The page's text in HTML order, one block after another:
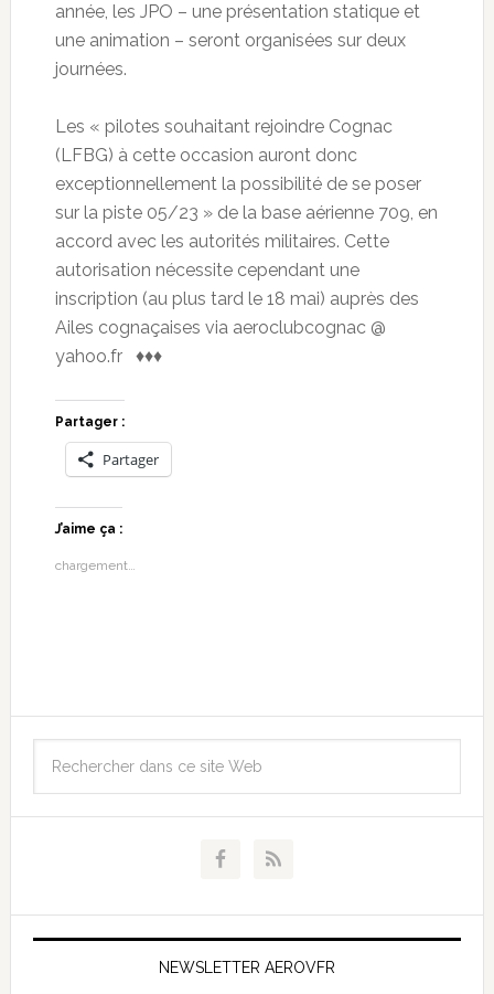
année, les JPO – une présentation statique et
une animation – seront organisées sur deux
journées.
Les « pilotes souhaitant rejoindre Cognac
(LFBG) à cette occasion auront donc
exceptionnellement la possibilité de se poser
sur la piste 05/23 » de la base aérienne 709, en
accord avec les autorités militaires. Cette
autorisation nécessite cependant une
inscription (au plus tard le 18 mai) auprès des
Ailes cognaçaises via aeroclubcognac @
yahoo.fr ♦♦♦
Partager :
Partager
J’aime ça :
chargement…
NEWSLETTER AEROVFR